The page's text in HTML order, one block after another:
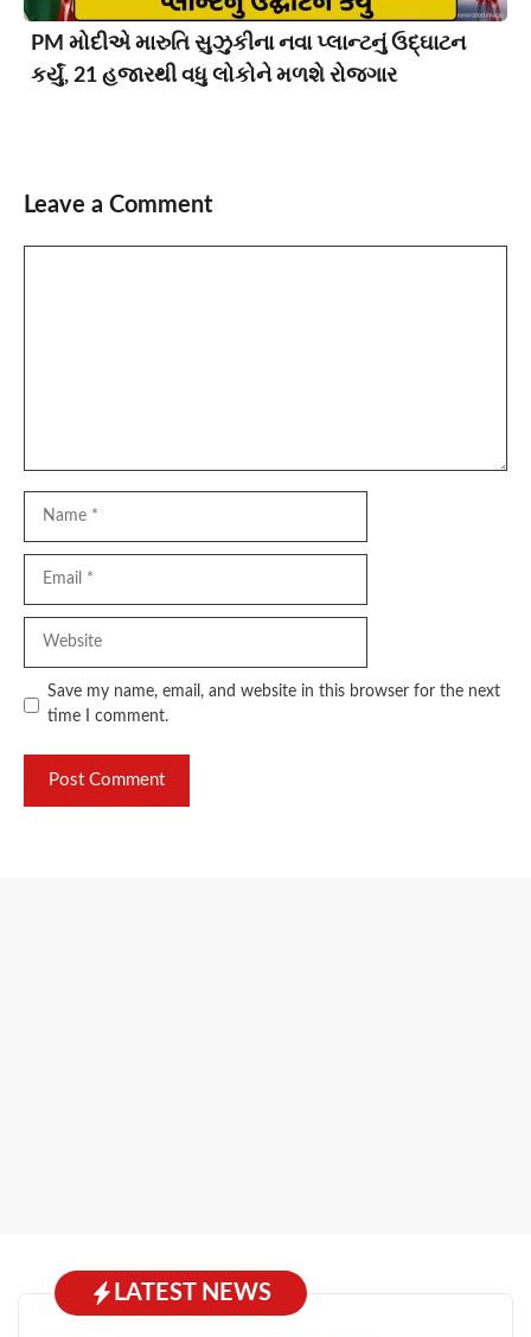
PM મોદીએ મારુતિ સુઝુકીના નવા પ્લાન્ટનું ઉદ્ઘાટન
કર્યું, 21 હજારથી વધુ લોકોને મળશે રોજગાર
Leave a Comment
Save my name, email, and website in this browser for the next
time I comment.
LATEST NEWS